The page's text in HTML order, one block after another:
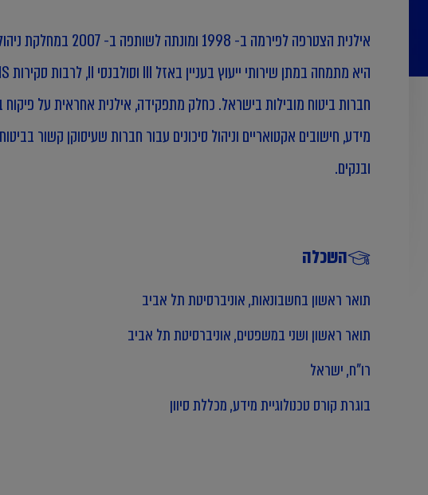
אילנית הצטרפה לפירמה ב- 1998 ומונתה לשותפה ב- 2007 במחלקת ניהול סיכונים פיננסיים.
חברות ביטוח מובילות בישראל. כחלק מתפקידה, אילנית אחראית על
מידע, חישובים אקטואריים וניהול סיכונים עבור חברות שעיסוקן קשור
ובנקים.
השכלה
תואר ראשון בחשבונאות, אוניברסיטת תל אביב
תואר ראשון ושני במשפטים, אוניברסיטת תל אביב
רו"ח, ישראל
בוגרת קורס טכנולוגיית מידע, מכללת סיוון